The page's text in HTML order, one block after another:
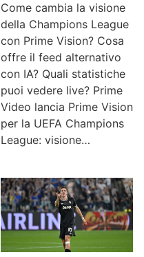
Come cambia la visione
della Champions League
con Prime Vision? Cosa
offre il feed alternativo
con IA? Quali statistiche
puoi vedere live? Prime
Video lancia Prime Vision
per la UEFA Champions
League: visione…